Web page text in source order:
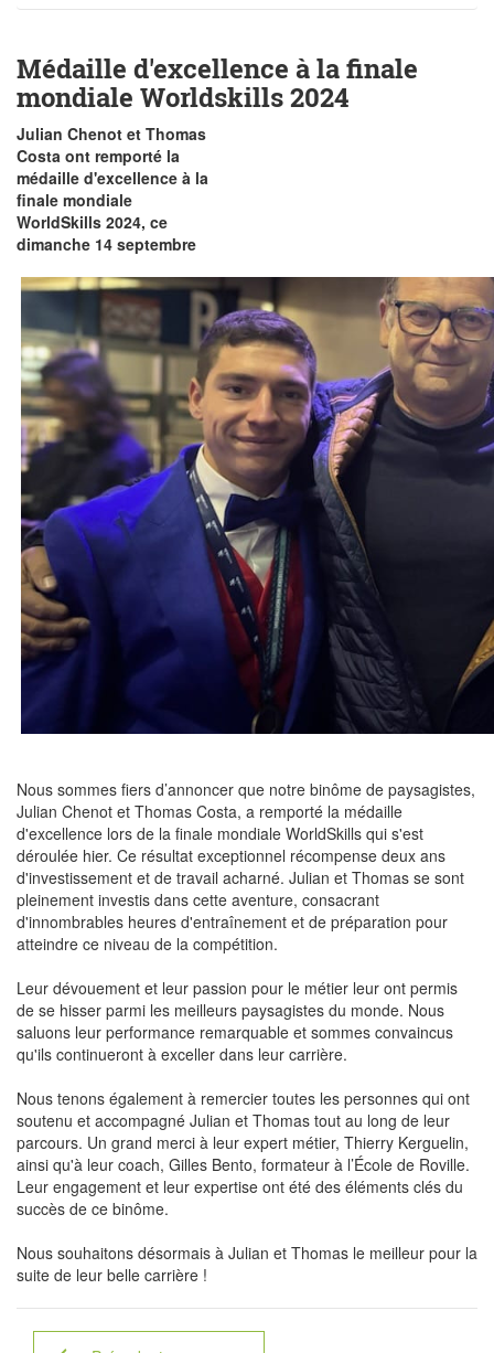
Médaille d'excellence à la finale
mondiale Worldskills 2024
Julian Chenot et Thomas
Costa ont remporté la
médaille d'excellence à la
finale mondiale
WorldSkills 2024, ce
dimanche 14 septembre
Nous sommes fiers d’annoncer que notre binôme de paysagistes,
Julian Chenot et Thomas Costa, a remporté la médaille
d'excellence lors de la finale mondiale WorldSkills qui s'est
déroulée hier. Ce résultat exceptionnel récompense deux ans
d'investissement et de travail acharné. Julian et Thomas se sont
pleinement investis dans cette aventure, consacrant
d'innombrables heures d'entraînement et de préparation pour
atteindre ce niveau de la compétition.
Leur dévouement et leur passion pour le métier leur ont permis
de se hisser parmi les meilleurs paysagistes du monde. Nous
saluons leur performance remarquable et sommes convaincus
qu'ils continueront à exceller dans leur carrière.
Nous tenons également à remercier toutes les personnes qui ont
soutenu et accompagné Julian et Thomas tout au long de leur
parcours. Un grand merci à leur expert métier, Thierry Kerguelin,
ainsi qu'à leur coach, Gilles Bento, formateur à l’École de Roville.
Leur engagement et leur expertise ont été des éléments clés du
succès de ce binôme.
Nous souhaitons désormais à Julian et Thomas le meilleur pour la
suite de leur belle carrière !